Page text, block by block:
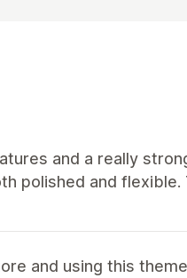
and a really
polished and
and using this